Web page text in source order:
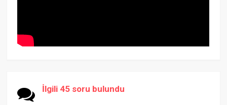
İlgili 45 soru bulundu